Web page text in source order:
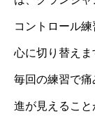
コントロール
心に切り替えま
毎回の練習で
進が見えること